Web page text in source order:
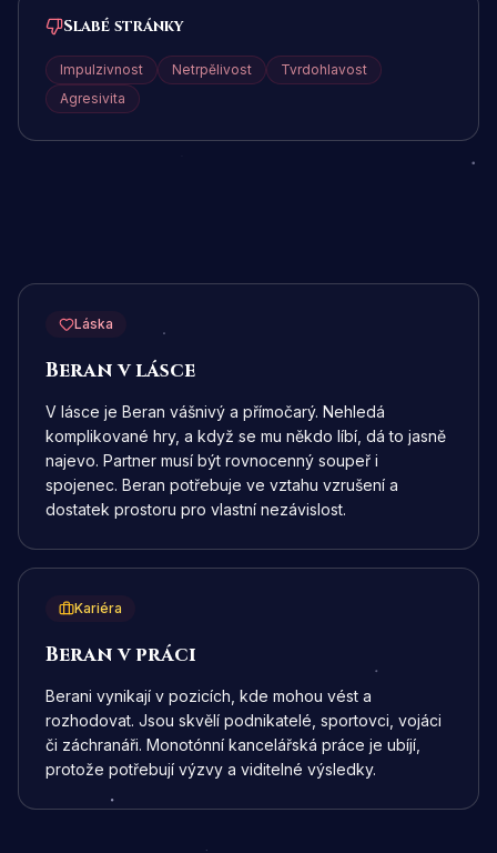
Slabé stránky
Impulzivnost Netrpělivost
Tvrdohlavost
Agresivita
Láska
Beran v lásce
V lásce je Beran vášnivý a přímočarý. Nehledá
komplikované hry, a když se mu někdo líbí, dá to jasně
najevo. Partner musí být rovnocenný soupeř i
spojenec. Beran potřebuje ve vztahu vzrušení a
dostatek prostoru pro vlastní nezávislost.
Kariéra
Beran v práci
Berani vynikají v pozicích, kde mohou vést a
rozhodovat. Jsou skvělí podnikatelé, sportovci, vojáci
či záchranáři. Monotónní kancelářská práce je ubíjí,
protože potřebují výzvy a viditelné výsledky.